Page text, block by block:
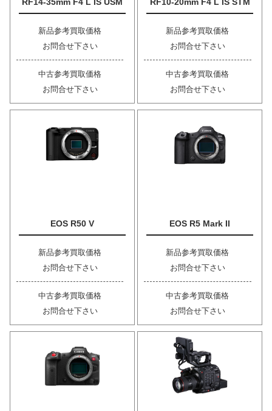
RF14-35mm F4 L IS USM
新品参考買取価格
お問合せ下さい
中古参考買取価格
お問合せ下さい
RF10-20mm F4 L IS STM
新品参考買取価格
お問合せ下さい
中古参考買取価格
お問合せ下さい
EOS R50 V
新品参考買取価格
お問合せ下さい
中古参考買取価格
お問合せ下さい
EOS R5 Mark II
新品参考買取価格
お問合せ下さい
中古参考買取価格
お問合せ下さい